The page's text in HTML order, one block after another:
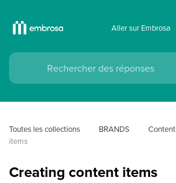
Aller sur Embrosa
Toutes les collections BRANDS Content
items
Creating content items